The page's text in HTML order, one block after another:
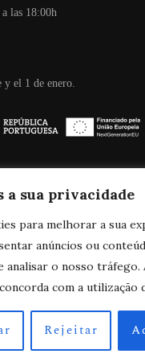
a sua privacidade
para melhorar a sua
anúncios ou
analisar o nosso tráfego.
com a utilização
Rejeitar
las 18:00h
el 1 de enero.
2025 Real Companhia Velha